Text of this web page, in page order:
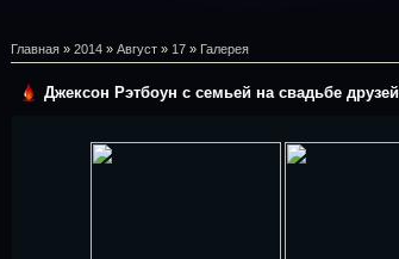
Главная » 2014 » Август » 17 » Галерея
Джексон Рэтбоун с семьей на свадьбе друзей